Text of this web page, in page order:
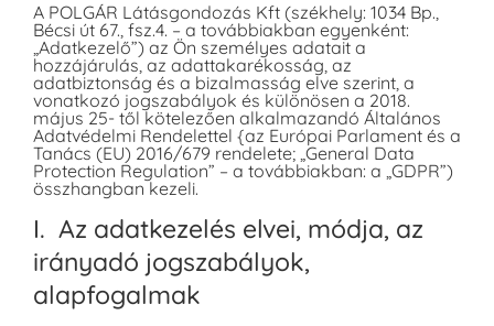
A POLGÁR Látásgondozás Kft (székhely: 1034 Bp.,
Bécsi út 67., fsz.4. – a továbbiakban egyenként:
„Adatkezelő”) az Ön személyes adatait a
hozzájárulás, az adattakarékosság, az
adatbiztonság és a bizalmasság elve szerint, a
vonatkozó jogszabályok és különösen a 2018.
május 25- től kötelezően alkalmazandó Általános
Adatvédelmi Rendelettel {az Európai Parlament és a
Tanács (EU) 2016/679 rendelete; „General Data
Protection Regulation” – a továbbiakban: a „GDPR”)
összhangban kezeli.
I. Az adatkezelés elvei, módja, az
irányadó jogszabályok,
alapfogalmak